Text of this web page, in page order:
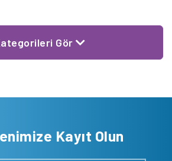
Gör
Kayıt Olun